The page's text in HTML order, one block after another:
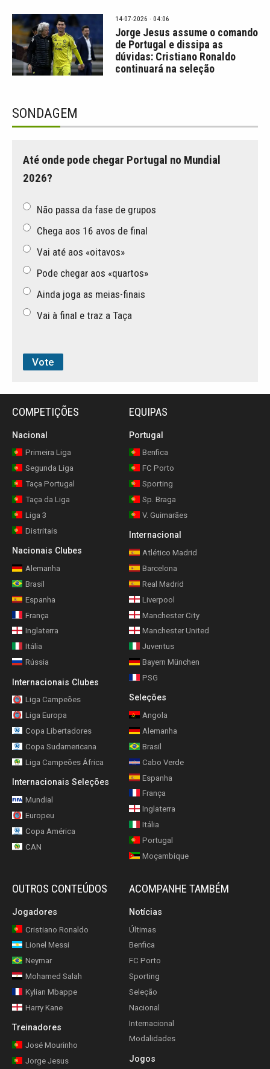
14-07-2026 · 04:06
Jorge Jesus assume o comando
de Portugal e dissipa as
dúvidas: Cristiano Ronaldo
continuará na seleção
SONDAGEM
Até onde pode chegar Portugal no Mundial
2026?
Não passa da fase de grupos
Chega aos 16 avos de final
Vai até aos «oitavos»
Pode chegar aos «quartos»
Ainda joga as meias-finais
Vai à final e traz a Taça
COMPETIÇÕES
Nacional
Primeira Liga
Segunda Liga
Taça Portugal
Taça da Liga
Liga 3
Distritais
Nacionais Clubes
Alemanha
Brasil
Espanha
França
Inglaterra
Itália
Rússia
Internacionais Clubes
Liga Campeões
Liga Europa
Copa Libertadores
Copa Sudamericana
Liga Campeões África
Internacionais Seleções
Mundial
Europeu
Copa América
CAN
EQUIPAS
Portugal
Benfica
FC Porto
Sporting
Sp. Braga
V. Guimarães
Internacional
Atlético Madrid
Barcelona
Real Madrid
Liverpool
Manchester City
Manchester United
Juventus
Bayern München
PSG
Seleções
Angola
Alemanha
Brasil
Cabo Verde
Espanha
França
Inglaterra
Itália
Portugal
Moçambique
OUTROS CONTEÚDOS
Jogadores
Cristiano Ronaldo
Lionel Messi
Neymar
Mohamed Salah
Kylian Mbappe
Harry Kane
Treinadores
José Mourinho
Jorge Jesus
ACOMPANHE TAMBÉM
Notícias
Últimas
Benfica
FC Porto
Sporting
Seleção
Nacional
Internacional
Modalidades
Jogos